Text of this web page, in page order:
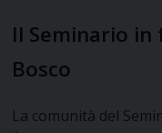
Il Seminario in
Bosco
La comunità del